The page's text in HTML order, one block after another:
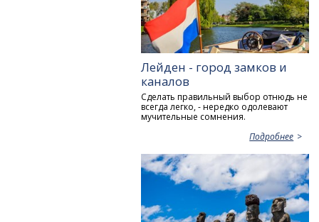
Лейден - город замков и
каналов
Сделать правильный выбор отнюдь не
всегда легко, - нередко одолевают
мучительные сомнения.
Подробнее